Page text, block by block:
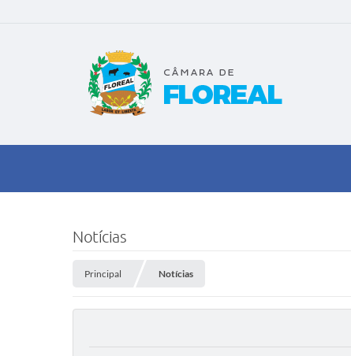
Notícias
Principal Notícias